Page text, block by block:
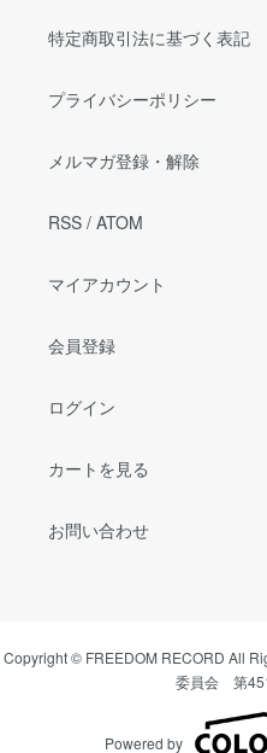
特定商取引法に基づく表記
プライバシーポリシー
メルマガ登録・解除
RSS / ATOM
マイアカウント
会員登録
ログイン
カートを見る
お問い合わせ
Copyright © FREEDOM RECORD All
委員会 第
Powered by